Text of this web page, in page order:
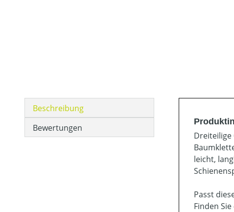
Beschreibung
Bewertungen
Dreiteilige
leicht,
Passt
Finden